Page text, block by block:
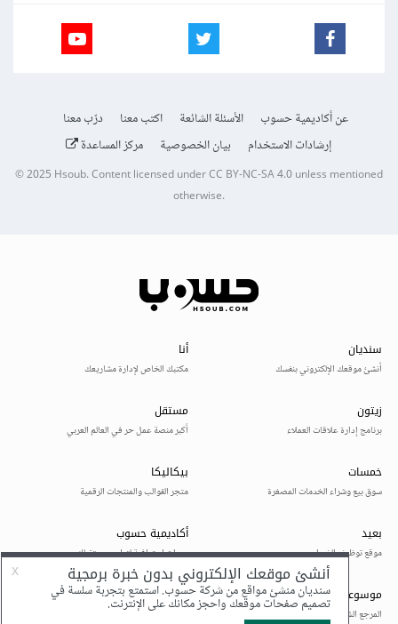
عن أكاديمية حسوب الأسئلة الشائعة اكتب معنا
درّب معنا
إرشادات الاستخدام
بيان الخصوصية مركز المساعدة
© 2025Hsoub.Content licensed underCC BY-NC-SA 4.0unless mentioned
otherwise.